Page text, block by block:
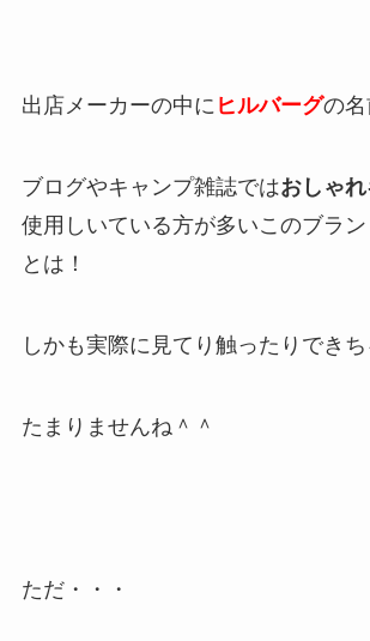
出店メーカーの中に ヒルバーグの名
ブログやキャンプ雑誌ではおしゃ
使用しいている方が多いこのブラ
とは！
しかも実際に見てり触ったりでき
たまりませんね＾＾
ただ・・・